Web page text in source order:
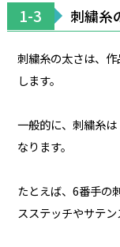
1-3 刺繍糸
刺繍糸の太さは、
します。
一般的に、刺繍糸
なります。
たとえば、6番手の
スステッチやサテン